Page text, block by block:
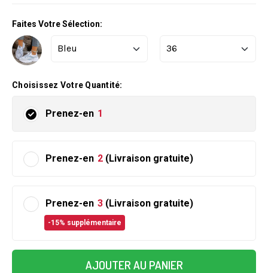
Faites Votre Sélection:
Choisissez Votre Quantité:
Prenez-en 1
Prenez-en 2 (Livraison gratuite)
Prenez-en 3 (Livraison gratuite)
-15% supplémentaire
AJOUTER AU PANIER